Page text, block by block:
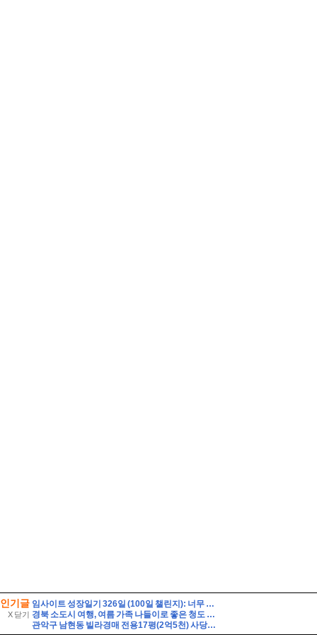
인기글
X 닫기
임사이트 성장일기 326일 (100일 챌린지): 너무 체력 소모
경북 소도시 여행, 여름 가족 나들이로 좋은 청도 운문사
관악구 남현동 빌라경매 전용17평(2억5천) 사당초등학교인근 1층 구축 다세대빌라 유찰1회 관악구남현동빌라 법원경매 매매